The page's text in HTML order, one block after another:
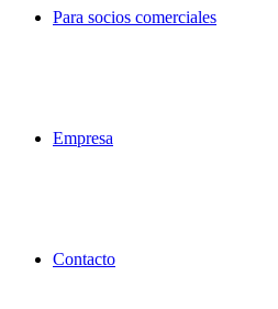
Para socios comerciales
Empresa
Contacto